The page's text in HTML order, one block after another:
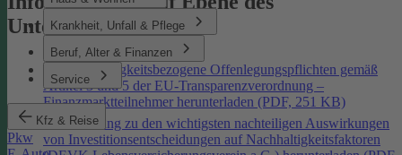
Krankheit, Unfall & Pflege
Beruf, Alter & Finanzen
Service
Kfz & Reise
Pkw
Unternehmens
Nachhaltigkeitsbezogene Offenlegungspflichten gemäß
Artikel 3 und 5 der EU-Transparenzverordnung –
Finanzmarktteilnehmer herunterladen (PDF, 251 KB)
Erklärung zu den wichtigsten nachteiligen Auswirkungen
von Investitionsentscheidungen auf Nachhaltigkeitsfaktoren